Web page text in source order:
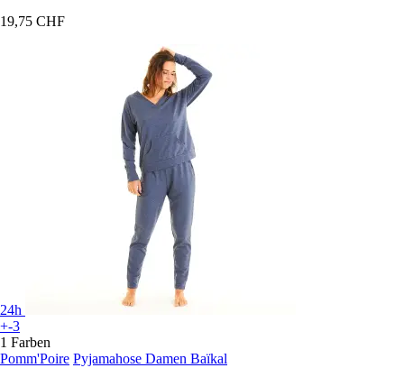
19,75 CHF
24h
+-3
1 Farben
Pomm'Poire Pyjamahose Damen Baïkal